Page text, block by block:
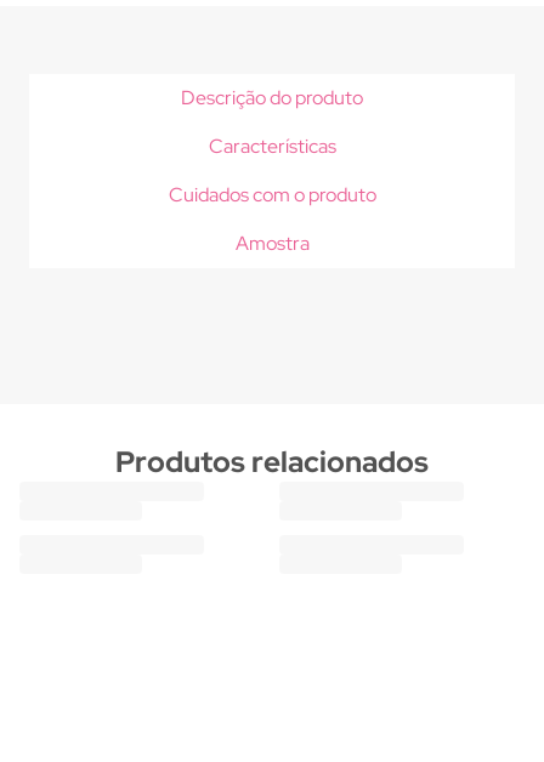
Descrição do produto
Características
Cuidados com o produto
Amostra
Produtos relacionados